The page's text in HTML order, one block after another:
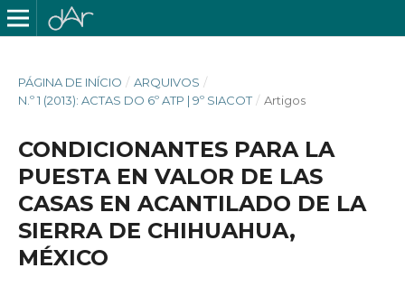
PÁGINA DE INÍCIO / ARQUIVOS /
N.º 1 (2013): ACTAS DO 6º ATP | 9º SIACOT / Artigos
CONDICIONANTES PARA LA
PUESTA EN VALOR DE LAS
CASAS EN ACANTILADO DE LA
SIERRA DE CHIHUAHUA,
MÉXICO